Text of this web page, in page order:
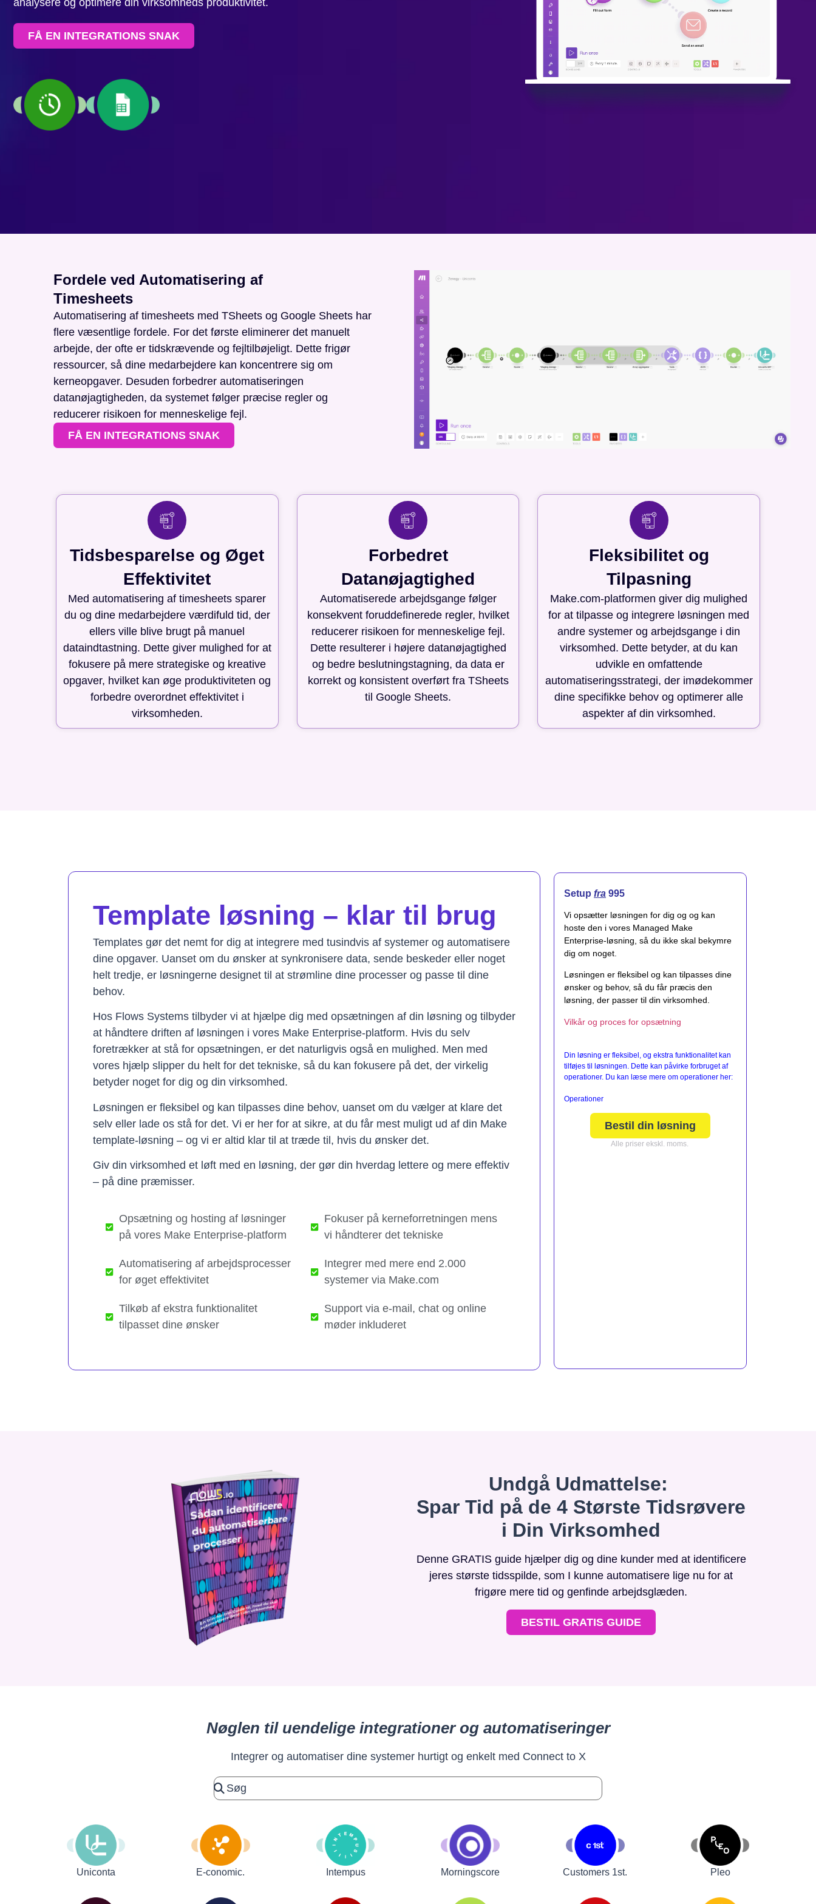
FÅ EN INTEGRATIONS SNAK
Fordele ved Automatisering af
Timesheets
Automatisering af timesheets med TSheets og Google Sheets har
flere væsentlige fordele. For det første eliminerer det manuelt
arbejde, der ofte er tidskrævende og fejltilbøjeligt. Dette frigør
ressourcer, så dine medarbejdere kan koncentrere sig om
kerneopgaver. Desuden forbedrer automatiseringen
datanøjagtigheden, da systemet følger præcise regler og
reducerer risikoen for menneskelige fejl.
FÅ EN INTEGRATIONS SNAK
Tidsbesparelse og Øget
Effektivitet
Med automatisering af timesheets sparer
du og dine medarbejdere værdifuld tid, der
ellers ville blive brugt på manuel
dataindtastning. Dette giver mulighed for at
fokusere på mere strategiske og kreative
opgaver, hvilket kan øge produktiviteten og
forbedre overordnet effektivitet i
virksomheden.
Forbedret
Datanøjagtighed
Automatiserede arbejdsgange følger
konsekvent foruddefinerede regler, hvilket
reducerer risikoen for menneskelige fejl.
Dette resulterer i højere datanøjagtighed
og bedre beslutningstagning, da data er
korrekt og konsistent overført fra TSheets
til Google Sheets.
Fleksibilitet og
Tilpasning
Make.com-platformen giver dig mulighed
for at tilpasse og integrere løsningen med
andre systemer og arbejdsgange i din
virksomhed. Dette betyder, at du kan
udvikle en omfattende
automatiseringsstrategi, der imødekommer
dine specifikke behov og optimerer alle
aspekter af din virksomhed.
Template løsning – klar til brug
Templates gør det nemt for dig at integrere med tusindvis af systemer og automatisere
dine opgaver. Uanset om du ønsker at synkronisere data, sende beskeder eller noget
helt tredje, er løsningerne designet til at strømline dine processer og passe til dine
behov.
Hos Flows Systems tilbyder vi at hjælpe dig med opsætningen af din løsning og tilbyder
at håndtere driften af løsningen i vores Make Enterprise-platform. Hvis du selv
foretrækker at stå for opsætningen, er det naturligvis også en mulighed. Men med
vores hjælp slipper du helt for det tekniske, så du kan fokusere på det, der virkelig
betyder noget for dig og din virksomhed.
Løsningen er fleksibel og kan tilpasses dine behov, uanset om du vælger at klare det
selv eller lade os stå for det. Vi er her for at sikre, at du får mest muligt ud af din Make
template-løsning – og vi er altid klar til at træde til, hvis du ønsker det.
Giv din virksomhed et løft med en løsning, der gør din hverdag lettere og mere effektiv
– på dine præmisser.
Opsætning og hosting af løsninger
på vores Make Enterprise-platform
Automatisering af arbejdsprocesser
for øget effektivitet
Tilkøb af ekstra funktionalitet
tilpasset dine ønsker​
Fokuser på kerneforretningen mens
vi håndterer det tekniske​
Integrer med mere end 2.000
systemer via Make.com
Support via e-mail, chat og online
møder inkluderet
Setup fra 995
Vi opsætter løsningen for dig og og kan
hoste den i vores Managed Make
Enterprise-løsning, så du ikke skal bekymre
dig om noget.
Løsningen er fleksibel og kan tilpasses dine
ønsker og behov, så du får præcis den
løsning, der passer til din virksomhed.
Vilkår og proces for opsætning
Din løsning er fleksibel, og ekstra funktionalitet kan
tilføjes til løsningen. Dette kan påvirke forbruget af
operationer. Du kan læse mere om operationer her:
Operationer
Bestil din løsning
Alle priser ekskl. moms.
Undgå Udmattelse:
Spar Tid på de 4 Største Tidsrøvere
i Din Virksomhed
Denne GRATIS guide hjælper dig og dine kunder med at identificere
jeres største tidsspilde, som I kunne automatisere lige nu for at
frigøre mere tid og genfinde arbejdsglæden.
BESTIL GRATIS GUIDE
Nøglen til uendelige integrationer og automatiseringer
Integrer og automatiser dine systemer hurtigt og enkelt med Connect to X
Uniconta E-conomic. Intempus Morningscore Customers 1st. Pleo